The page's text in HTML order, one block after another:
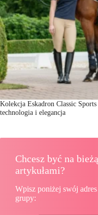
Kolekcja Eskadron Classic
technologia i elegancja
Chcesz być na
artykułami?
Wpisz poniżej swój
grupy: